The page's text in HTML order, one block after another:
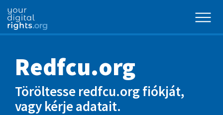
Redfcu.org
Töröltesse redfcu.org fiókját,
vagy kérje adatait.